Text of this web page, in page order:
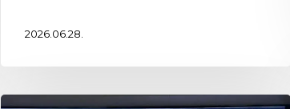
2026.06.28.
Döntős